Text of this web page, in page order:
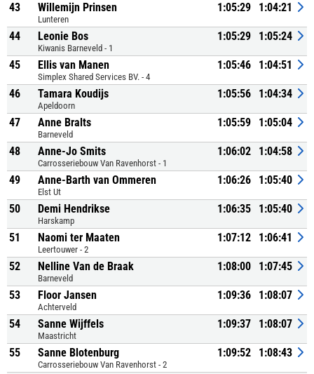
43 Willemijn Prinsen
Lunteren
1:05:29 1:04:21
44 Leonie Bos
Kiwanis Barneveld - 1
1:05:29 1:05:24
45 Ellis van Manen
Simplex Shared Services BV. - 4
1:05:46 1:04:51
46 Tamara Koudijs
Apeldoorn
1:05:56 1:04:34
47 Anne Bralts
Barneveld
1:05:59 1:05:04
48 Anne-Jo Smits
Carrosseriebouw Van Ravenhorst - 1
1:06:02 1:04:58
49 Anne-Barth van Ommeren
Elst Ut
1:06:26 1:05:40
50 Demi Hendrikse
Harskamp
1:06:35 1:05:40
51 Naomi ter Maaten
Leertouwer - 2
1:07:12 1:06:41
52 Nelline Van de Braak
Barneveld
1:08:00 1:07:45
53 Floor Jansen
Achterveld
1:09:36 1:08:07
54 Sanne Wijffels
Maastricht
1:09:37 1:08:07
55 Sanne Blotenburg
Carrosseriebouw Van Ravenhorst - 2
1:09:52 1:08:43